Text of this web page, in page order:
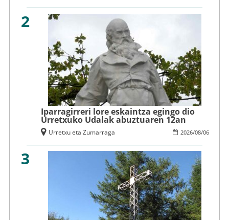
2
Iparragirreri lore eskaintza egingo dio
Urretxuko Udalak abuztuaren 12an
2026/08/06
Urretxu eta Zumarraga
3